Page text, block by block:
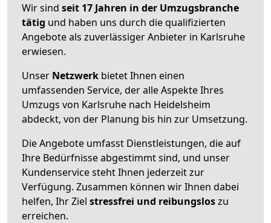
Wir sind seit 17 Jahren in der Umzugsbranche
tätig und haben uns durch die qualifizierten
Angebote als zuverlässiger Anbieter in Karlsruhe
erwiesen.
Unser Netzwerk bietet Ihnen einen
umfassenden Service, der alle Aspekte Ihres
Umzugs von Karlsruhe nach Heidelsheim
abdeckt, von der Planung bis hin zur Umsetzung.
Die Angebote umfasst Dienstleistungen, die auf
Ihre Bedürfnisse abgestimmt sind, und unser
Kundenservice steht Ihnen jederzeit zur
Verfügung. Zusammen können wir Ihnen dabei
helfen, Ihr Ziel stressfrei und reibungsloszu
erreichen.